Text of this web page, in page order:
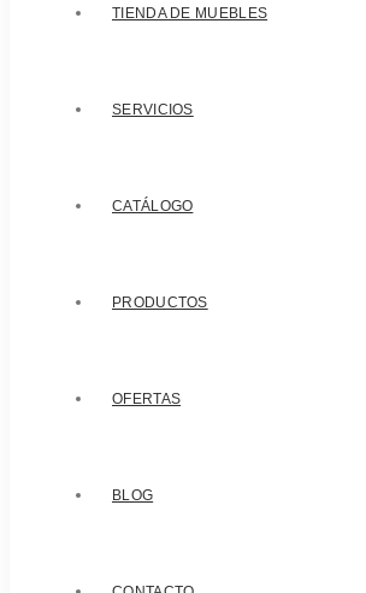
TIENDA DE MUEBLES
SERVICIOS
CATÁLOGO
PRODUCTOS
OFERTAS
BLOG